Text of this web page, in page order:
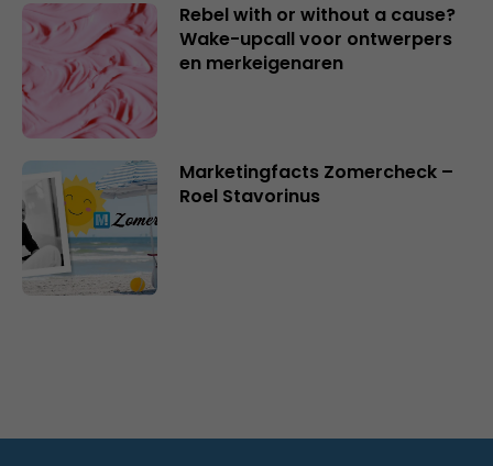
Rebel with or without a cause?
Wake-upcall voor ontwerpers
en merkeigenaren
Marketingfacts Zomercheck –
Roel Stavorinus